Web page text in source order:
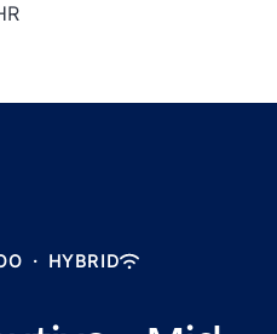
· HYBRID